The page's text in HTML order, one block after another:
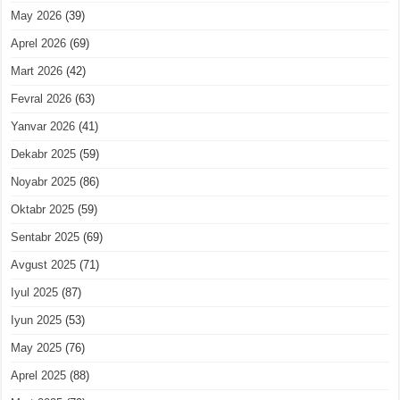
May 2026 (39)
Aprel 2026 (69)
Mart 2026 (42)
Fevral 2026 (63)
Yanvar 2026 (41)
Dekabr 2025 (59)
Noyabr 2025 (86)
Oktabr 2025 (59)
Sentabr 2025 (69)
Avgust 2025 (71)
Iyul 2025 (87)
Iyun 2025 (53)
May 2025 (76)
Aprel 2025 (88)